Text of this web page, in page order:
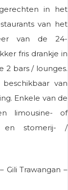
in het
van het
van de 24-
fris drankje in
2 bars / lounges.
van
Enkele van de
limousine- of
en stomerij- /
Gili Trawangan –